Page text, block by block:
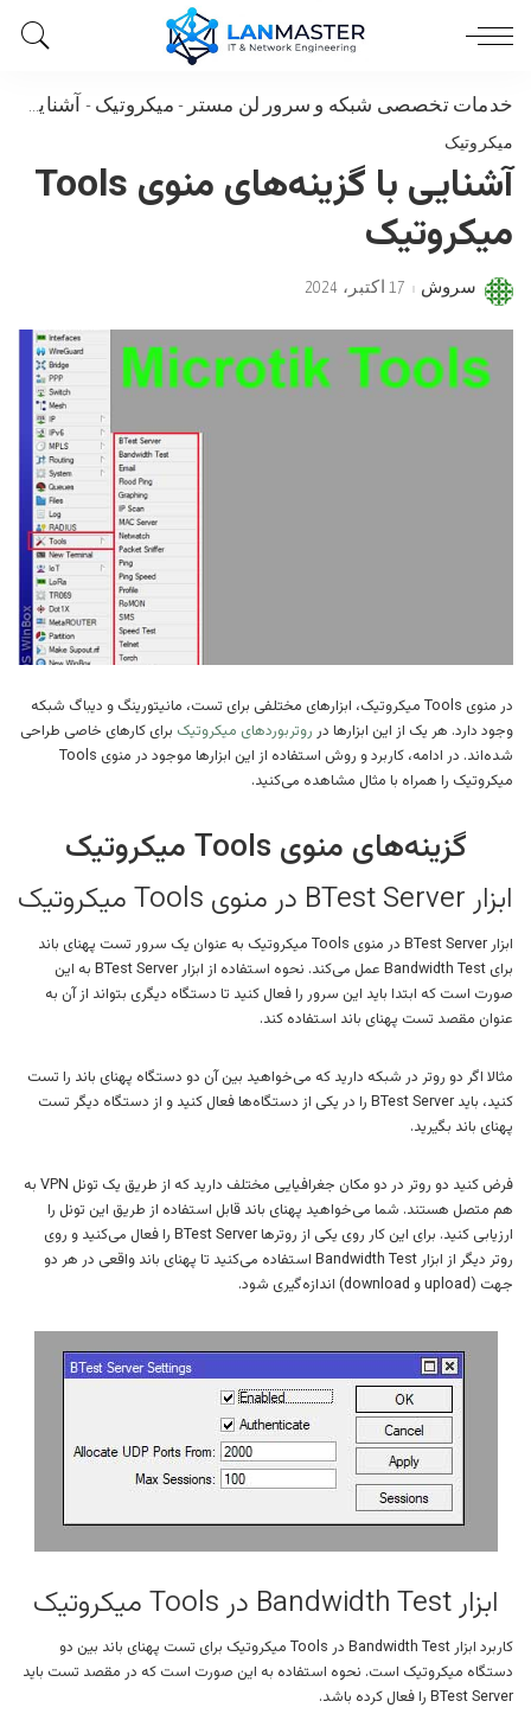
خدمات تخصصی شبکه و سرور لن مستر - میکروتیک - آشنایی با گزینه‌های منوی Tools میکروتیک
میکروتیک
آشنایی با گزینه‌های منوی Tools
میکروتیک
Posted
سروش 17 اکتبر، 2024
در منوی Tools میکروتیک، ابزارهای مختلفی برای تست، مانیتورینگ و دیباگ شبکه
وجود دارد. هر یک از این ابزارها در روتربوردهای میکروتیک برای کارهای خاصی طراحی
شده‌اند. در ادامه، کاربرد و روش استفاده از این ابزارها موجود در منوی Tools
میکروتیک را همراه با مثال مشاهده می‌کنید.
گزینه‌های منوی Tools میکروتیک
ابزار BTest Server در منوی Tools میکروتیک
ابزار BTest Server در منوی Tools میکروتیک به عنوان یک سرور تست پهنای باند
برای Bandwidth Test عمل می‌کند. نحوه استفاده از ابزار BTest Server به این
صورت است که ابتدا باید این سرور را فعال کنید تا دستگاه دیگری بتواند از آن به
عنوان مقصد تست پهنای باند استفاده کند.
مثالا اگر دو روتر در شبکه دارید که می‌خواهید بین آن دو دستگاه پهنای باند را تست
کنید، باید BTest Server را در یکی از دستگاه‌ها فعال کنید و از دستگاه دیگر تست
پهنای باند بگیرید.
فرض کنید دو روتر در دو مکان جغرافیایی مختلف دارید که از طریق یک تونل VPN به
هم متصل هستند. شما می‌خواهید پهنای باند قابل استفاده از طریق این تونل را
ارزیابی کنید. برای این کار روی یکی از روترها BTest Server را فعال می‌کنید و روی
روتر دیگر از ابزار Bandwidth Test استفاده می‌کنید تا پهنای باند واقعی در هر دو
جهت (upload و download) اندازه‌گیری شود.
ابزار Bandwidth Test در Tools میکروتیک
کاربرد ابزار Bandwidth Test در Tools میکروتیک برای تست پهنای باند بین دو
دستگاه میکروتیک است. نحوه استفاده به این صورت است که در مقصد تست باید
BTest Server را فعال کرده باشد.